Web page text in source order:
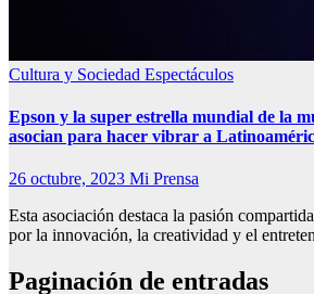
Cultura y Sociedad Espectáculos
Epson y la super estrella mundial de la
asocian para hacer vibrar a
26 octubre, 2023 Mi Prensa
Esta asociación destaca la pasión
por la innovación, la creatividad y el
Paginación de entradas